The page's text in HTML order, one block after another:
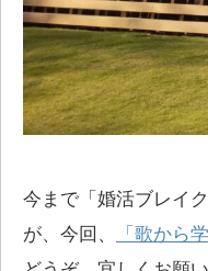
今まで「婚活ブレイ
が、今回、
「歌から